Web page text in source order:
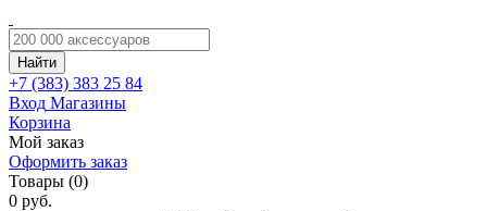
Найти
+7 (383) 383 25 84
Вход Магазины
Корзина
Мой заказ
Оформить заказ
Товары (0)
0 руб.